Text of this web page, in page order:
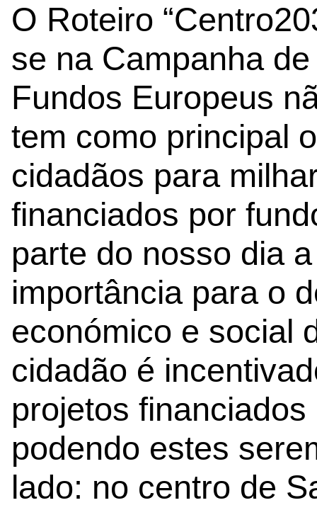
O Roteiro
se na Campanha
Fundos Europeus
tem como principal
cidadãos para
financiados por
parte do nosso dia
importância para o
económico e social
cidadão é
projetos
podendo estes
lado: no centro de